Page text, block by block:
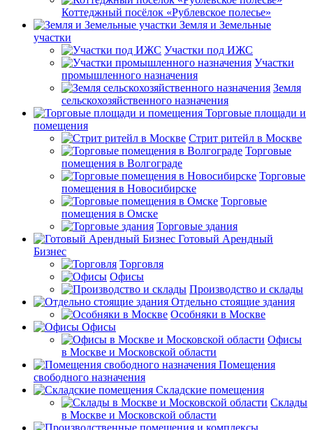
Коттеджный посёлок «Рублевское полесье»
Земля и Земельные
участки
Участки под ИЖС
Участки
промышленного назначения
Земля
сельскохозяйственного назначения
Торговые площади и
помещения
Стрит ритейл в Москве
Торговые
помещения в Волгограде
Торговые
помещения в Новосибирске
Торговые
помещения в Омске
Торговые здания
Готовый Арендный
Бизнес
Торговля
Офисы
Производство и склады
Отдельно стоящие здания
Особняки в Москве
Офисы
Офисы
в Москве и Московской области
Помещения
свободного назначения
Складские помещения
Склады
в Москве и Московской области